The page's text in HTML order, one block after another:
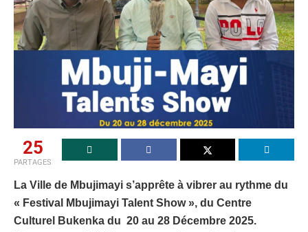
25
PARTAGES
La Ville de Mbujimayi s’apprête à vibrer au rythme du
« Festival Mbujimayi Talent Show », du Centre
Culturel Bukenka du 20 au 28 Décembre 2025.